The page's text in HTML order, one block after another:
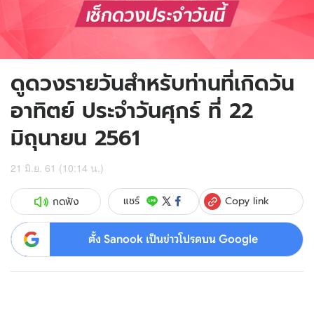
ดูดวงรายวันสำหรับท่านที่เกิดวัน
อาทิตย์ ประจำวันศุกร์ ที่ 22
มิถุนายน 2561
21 มิ.ย. 61 (10:14 น.)
กดฟัง แชร์ Copy link
ตั้ง Sanook เป็นข่าวโปรดบน Google